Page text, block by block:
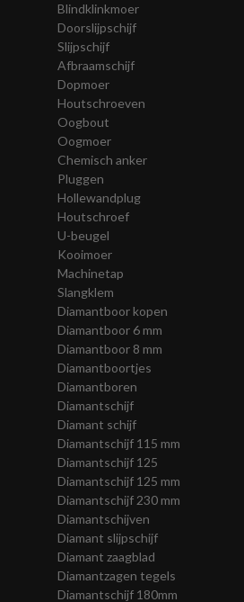
Blindklinkmoer
Doorslijpschijf
Slijpschijf
Afbraamschijf
Dopmoer
Houtschroeven
Oogbout
Oogmoer
Chemisch anker
Pluggen
Hollewandplug
Houtschroef
U-beugel
Kooimoer
Machinetap
Slangklem
Diamantboor kopen
Diamantboor 6 mm
Diamantboor 8 mm
Diamantboortjes
Diamantboren
Diamantschijf
Diamant schijf
Diamantschijf 115 mm
Diamantschijf 125
Diamantschijf 125 mm
Diamantschijf 230 mm
Diamantschijven
Diamant slijpschijf
Diamant zaagblad
Diamantzagen tegels
Diamantschijf 180mm